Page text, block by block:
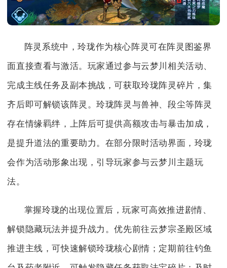
阵灵系统中，玲珑作为核心阵灵可在阵灵图鉴界
面直接查看与激活。玩家通过参与云梦川相关活动、
完成主线任务及副本挑战，可获取玲珑阵灵碎片，集
齐后即可解锁该阵灵。玲珑阵灵与兽神、段尘等阵灵
存在情缘羁绊，上阵后可提供高额攻击与暴击加成，
是提升道法的重要助力。在部分限时活动界面，玲珑
会作为活动形象出现，引导玩家参与云梦川主题玩
法。
掌握玲珑的出现位置后，玩家可高效推进剧情、
解锁隐藏玩法并提升战力。优先前往云梦宗圣殿区域
推进主线，可快速解锁玲珑核心剧情；定期前往钓鱼